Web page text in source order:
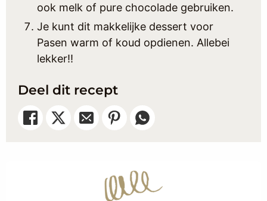
ook melk of pure chocolade gebruiken.
Je kunt dit makkelijke dessert voor
Pasen warm of koud opdienen. Allebei
lekker!!
Deel dit recept